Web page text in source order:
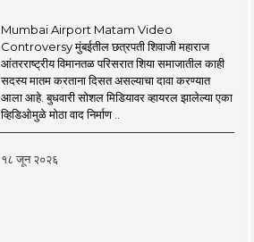
Mumbai Airport Matam Video
Controversy मुंबईतील छत्रपती शिवाजी महाराज
आंतरराष्ट्रीय विमानतळ परिसरात शिया समाजातील काही
सदस्य मातम करताना दिसत असल्याचा दावा करण्यात
आला आहे. बुधवारी सोशल मिडियावर व्हायरल झालेल्या एका
व्हिडिओमुळे मोठा वाद निर्माण ..
१८ जून २०२६